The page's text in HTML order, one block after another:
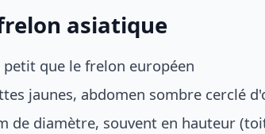
asiatique
que le frelon européen
jaunes, abdomen sombre cerclé
de diamètre, souvent en hauteur